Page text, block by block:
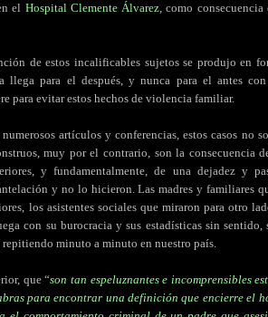
el Hospital Clemente Álvarez, como consecuencia
de estos incalificables sujetos se produjo en
llega para el después, y nunca para el antes
para evitar estos hechos de violencia familiar.
artículos y conferencias, estos casos no
muy por el contrario, son la consecuencia
y fundamentalmente, de una dejadez y
y no lo hicieron. Las madres y familiares
los asistentes sociales que miraron para otro
con su burocracia y sus estadísticas sin sentido,
repitiendo minuto a minuto en nuestro país.
que “son tan espeluznantes e incomprensibles
para encontrar una definición que encierre el